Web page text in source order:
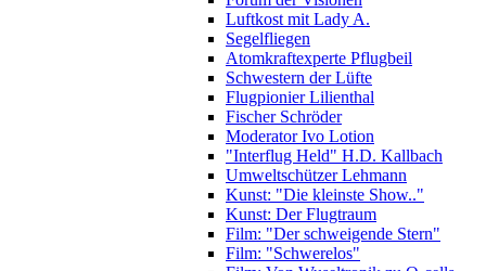
Luftkost mit Lady A.
Segelfliegen
Atomkraftexperte Pflugbeil
Schwestern der Lüfte
Flugpionier Lilienthal
Fischer Schröder
Moderator Ivo Lotion
"Interflug Held" H.D. Kallbach
Umweltschützer Lehmann
Kunst: "Die kleinste Show.."
Kunst: Der Flugtraum
Film: "Der schweigende Stern"
Film: "Schwerelos"